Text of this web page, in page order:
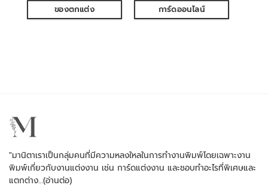
ของตกแต่ง การ์ดออนไลน์
"มานิตาเราเป็นกลุ่มคนที่มีความหลงใหลในการทำงานพิมพ์โดยเฉพาะงาน
พิมพ์เกี่ยวกับงานแต่งงาน เช่น การ์ดแต่งงาน และชอบทำอะไรที่พิเศษและ
แตกต่าง…(อ่านต่อ)